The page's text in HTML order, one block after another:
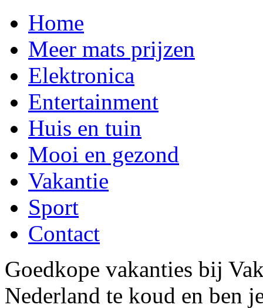
Home
Meer mats prijzen
Elektronica
Entertainment
Huis en tuin
Mooi en gezond
Vakantie
Sport
Contact
Goedkope vakanties bij
Nederland te koud en ben